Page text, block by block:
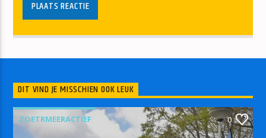
DIT VIND JE MISSCHIEN OOK LEUK
ZOETRMEERACTIEF 0